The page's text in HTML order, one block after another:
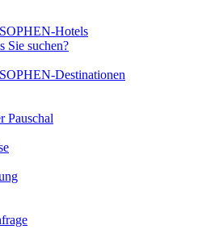
Hotels
Sie suchen?
Destinationen
Pauschal